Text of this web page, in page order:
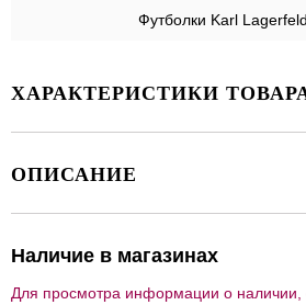
Футболки Karl
ХАРАКТЕРИСТИКИ
ОПИСАНИЕ
Наличие в магазинах
Для просмотра информации о наличии,